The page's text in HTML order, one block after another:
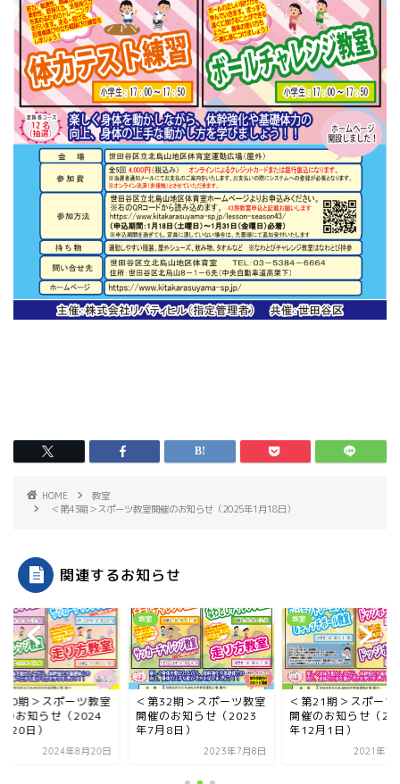
HOME
教室
＜第43期＞スポーツ教室開催のお知らせ（2025年1月18日）
関連するお知らせ
40期＞スポーツ教室
のお知らせ（2024
20日）
2024年8月20日
教室
＜第32期＞スポーツ教室
開催のお知らせ（2023
年7月8日）
2023年7月8日
教室
＜第21期＞スポーツ
開催のお知らせ（
年12月1日）
2021年12